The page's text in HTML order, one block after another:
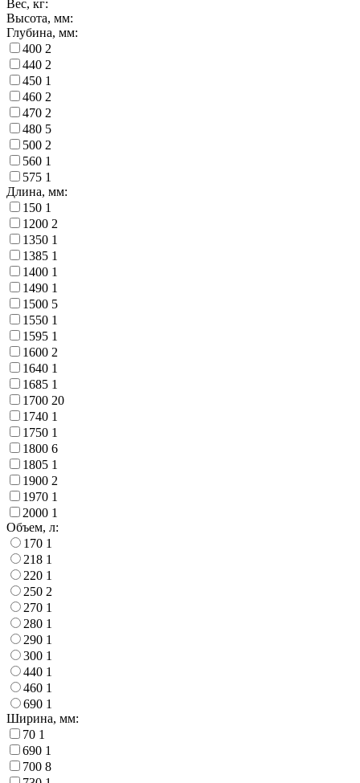
Вес, кг:
Высота, мм:
Глубина, мм:
400 2
440 2
450 1
460 2
470 2
480 5
500 2
560 1
575 1
Длина, мм:
150 1
1200 2
1350 1
1385 1
1400 1
1490 1
1500 5
1550 1
1595 1
1600 2
1640 1
1685 1
1700 20
1740 1
1750 1
1800 6
1805 1
1900 2
1970 1
2000 1
Объем, л:
170 1
218 1
220 1
250 2
270 1
280 1
290 1
300 1
440 1
460 1
690 1
Ширина, мм:
70 1
690 1
700 8